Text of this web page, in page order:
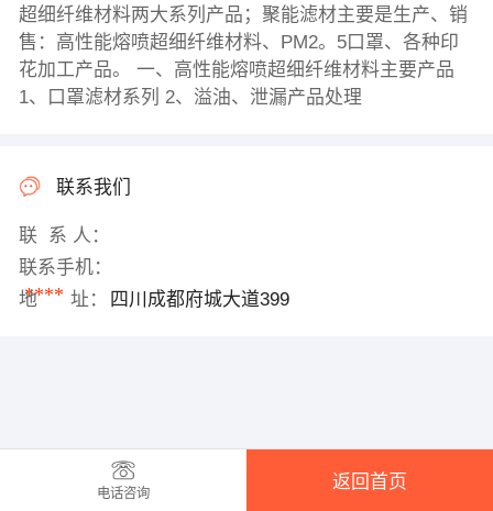
超细纤维材料两大系列产品；聚能滤材主要是生产、销
售：高性能熔喷超细纤维材料、PM2。5口罩、各种印
花加工产品。 一、高性能熔喷超细纤维材料主要产品
1、口罩滤材系列 2、溢油、泄漏产品处理
联系我们
联 系 人：
联系手机：
****
地 址： 四川成都府城大道399
电话咨询
返回首页